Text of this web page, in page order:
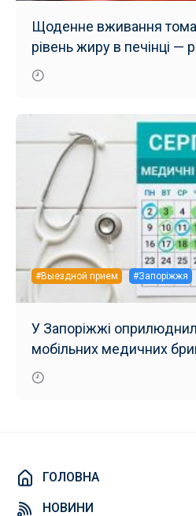
Щоденне вживання
рівень жиру в печінці —
дослідження
#Выездной прием #Запоріжжя
У Запоріжжі
мобільних медичних
ГОЛОВНА
НОВИНИ